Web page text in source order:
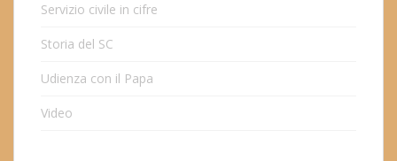
Servizio civile in cifre
Storia del SC
Udienza con il Papa
Video